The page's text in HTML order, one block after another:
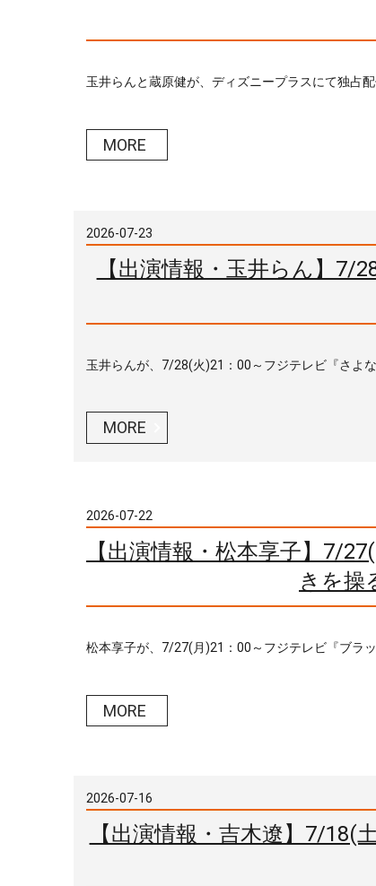
玉井らんと蔵原健が、ディズニープラスにて独占
MORE
2026-07-23
【出演情報・玉井らん】7/
玉井らんが、7/28(火)21：00～フジテレビ『さよ
MORE
2026-07-22
【出演情報・松本享子】7/
きを操
松本享子が、7/27(月)21：00～フジテレビ『ブラ
MORE
2026-07-16
【出演情報・吉木遼】7/18(